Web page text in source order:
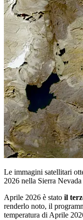
Le immagini satellitari
2026 nella Sierra
Aprile 2026 è stato il
renderlo noto, il
temperatura di Aprile